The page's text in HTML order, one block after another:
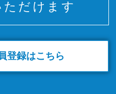
だけます
登録はこちら